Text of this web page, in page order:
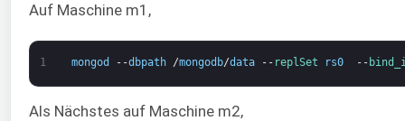
Auf Maschine m1,
1 mongod --dbpath /mongodb/data -- replSet rs0 --
Als Nächstes auf Maschine m2,